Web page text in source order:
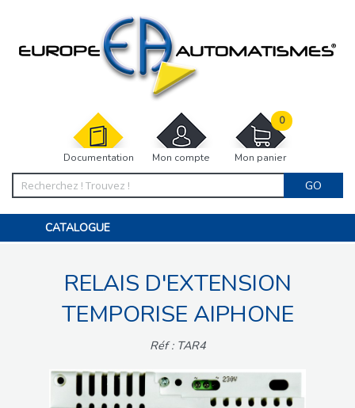
Documentation Mon compte Mon panier
0
GO
CATALOGUE
MOTORISATIONS
ACCESSOIRES ET ELECTRONIQUES
INTERPHONES VISIOPHONES
RELAIS D'EXTENSION
TEMPORISE AIPHONE
Réf : TAR4